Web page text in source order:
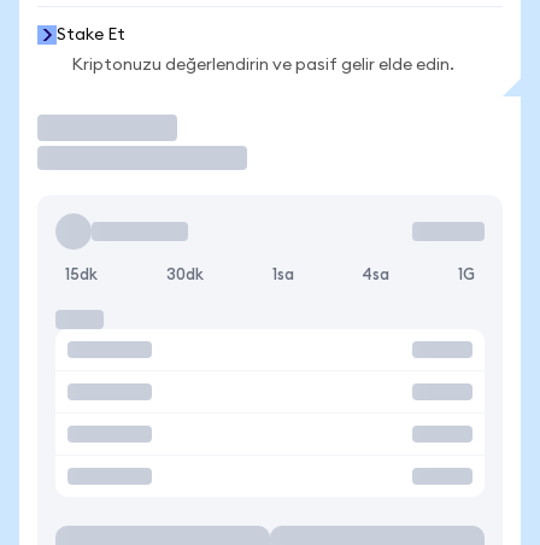
Stake Et
Kriptonuzu değerlendirin ve pasif gelir elde edin.
15dk 30dk 1sa 4sa 1G